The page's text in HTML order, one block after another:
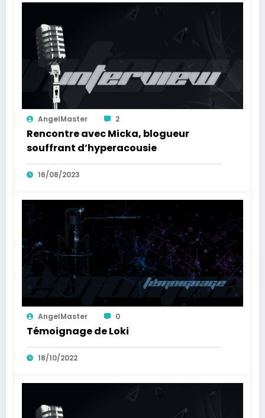
AngelMaster 2
Rencontre avec Micka, blogueur
souffrant d’hyperacousie
16/08/2023
AngelMaster 0
Témoignage de Loki
18/10/2022